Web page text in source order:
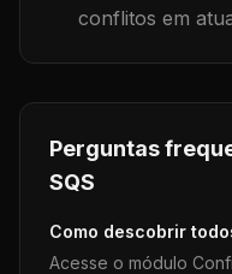
conflitos em
Perguntas
SQS
Como descobrir
Acesse o módulo